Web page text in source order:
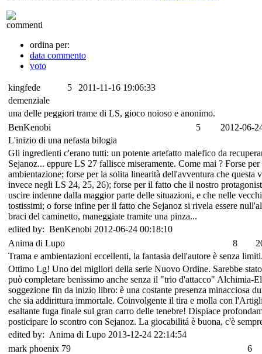
commenti
ordina per:
data commento
voto
kingfede 5
2011-11-16 19:06:33
demenziale
una delle peggiori trame di LS, gioco noioso e anonimo.
BenKenobi
5
2012-06-
L'inizio di una nefasta bilogia
Gli ingredienti c'erano tutti: un potente artefatto malefico da
Sejanoz... eppure LS 27 fallisce miseramente. Come mai ? Forse
ambientazione; forse per la solita linearità dell'avventura che
invece negli LS 24, 25, 26); forse per il fatto che il nostro
uscire indenne dalla maggior parte delle situazioni, e che nelle
tostissimi; o forse infine per il fatto che Sejanoz si rivela essere
braci del caminetto, maneggiate tramite una pinza...
edited by: BenKenobi 2012-06-24 00:18:10
Anima di Lupo
8
Trama e ambientazioni eccellenti, la fantasia dell'autore è senza
Ottimo Lg! Uno dei migliori della serie Nuovo Ordine. Sarebbe
può completare benissimo anche senza il "trio d'attacco" Alchimia-
soggezione fin da inizio libro: è una costante presenza minacciosa
che sia addirittura immortale. Coinvolgente il tira e molla con
esaltante fuga finale sul gran carro delle tenebre! Dispiace
posticipare lo scontro con Sejanoz. La giocabilitá è buona, c'è
edited by: Anima di Lupo 2013-12-24 22:14:54
mark phoenix 79
6